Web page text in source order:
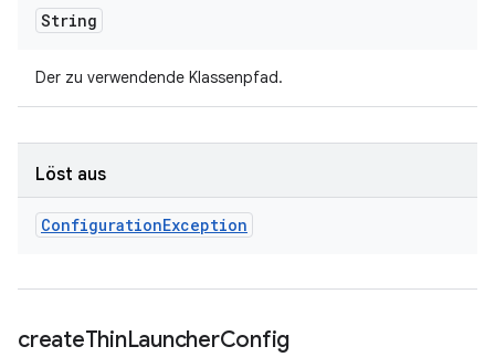
String
Der zu verwendende Klassenpfad.
Löst aus
ConfigurationException
createThinLauncherConfig